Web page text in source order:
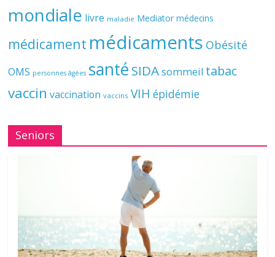
mondiale livre maladie Mediator médecins
médicament médicaments Obésité
OMS personnes âgées santé SIDAsommeil tabac
vaccin vaccination vaccins VIH épidémie
Seniors